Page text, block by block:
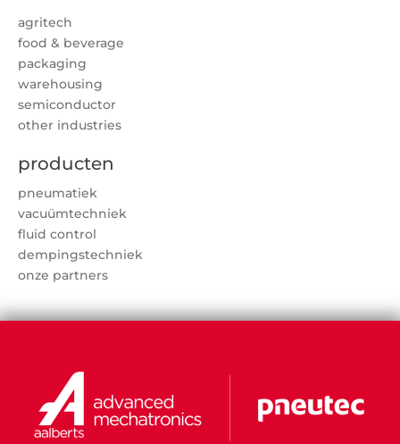
agritech
food & beverage
packaging
warehousing
semiconductor
other industries
producten
pneumatiek
vacuümtechniek
fluid control
dempingstechniek
onze partners